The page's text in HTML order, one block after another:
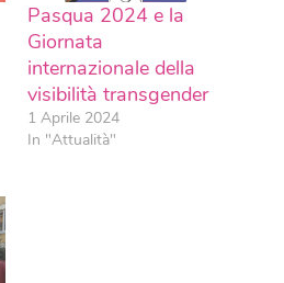
Pasqua 2024 e la
Giornata
internazionale della
visibilità transgender
1 Aprile 2024
In "Attualità"